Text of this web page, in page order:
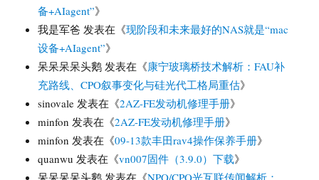
备+AIagent”》
我是军爸 发表在《现阶段和未来最好的NAS就是“mac
设备+AIagent”》
呆呆呆呆头鹅 发表在《康宁玻璃桥技术解析：FAU补
充路线、CPO叙事变化与硅光代工格局重估》
sinovale 发表在《2AZ-FE发动机修理手册》
minfon 发表在《2AZ-FE发动机修理手册》
minfon 发表在《09-13款丰田rav4操作保养手册》
quanwu 发表在《vn007固件（3.9.0）下载》
呆呆呆呆头鹅 发表在《NPO/CPO光互联传闻解析：